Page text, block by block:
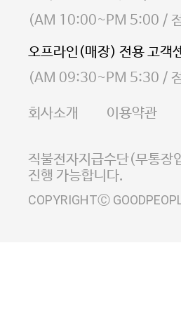
소재지 서울특별시 마포
통신판매업 신고번호
사업자등록번호 105-
E-MAIL
사업자정보확인
(AM 10:00~PM 5:00 /
오프라인(매장) 전용 고객
(AM 09:30~PM 5:30 /
회사소개 이용약관
직불전자지급수단(무통장
진행 가능합니다.
COPYRIGHTⒸ